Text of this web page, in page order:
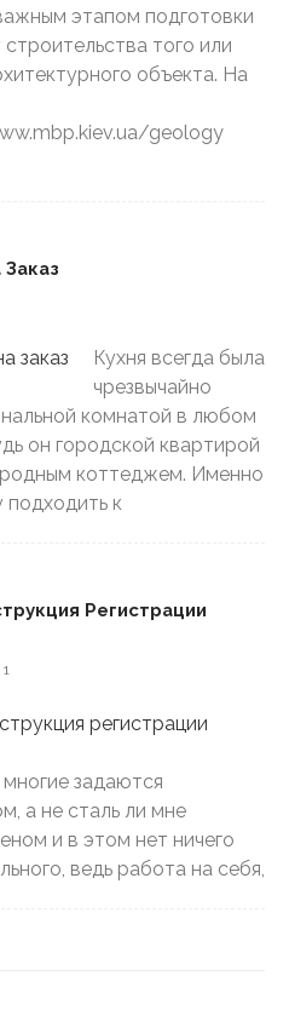
этапом подготовки
строительства того или
объекта. На
geology
Кухня всегда была
чрезвычайно
комнатой в любом
он городской квартирой
коттеджем. Именно
подходить к
Регистрации
задаются
а не сталь ли мне
и в этом нет ничего
ведь работа на себя,